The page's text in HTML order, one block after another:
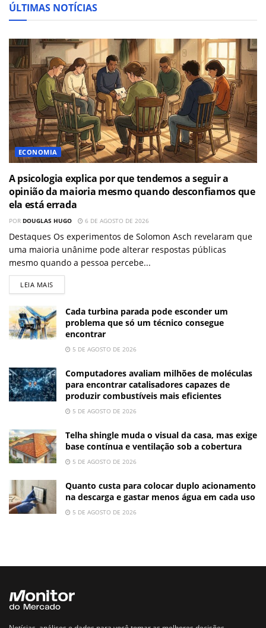
ÚLTIMAS NOTÍCIAS
ECONOMIA
A psicologia explica por que tendemos a seguir a
opinião da maioria mesmo quando desconfiamos que
ela está errada
POR DOUGLAS HUGO 6 DE AGOSTO DE 2026
Destaques Os experimentos de Solomon Asch revelaram que
uma maioria unânime pode alterar respostas públicas
mesmo quando a pessoa percebe...
LEIA MAIS
Cada turbina parada pode esconder um
problema que só um técnico consegue
encontrar
5 DE AGOSTO DE 2026
Computadores avaliam milhões de moléculas
para encontrar catalisadores capazes de
produzir combustíveis mais eficientes
5 DE AGOSTO DE 2026
Telha shingle muda o visual da casa, mas exige
base contínua e ventilação sob a cobertura
5 DE AGOSTO DE 2026
Quanto custa para colocar duplo acionamento
na descarga e gastar menos água em cada uso
5 DE AGOSTO DE 2026